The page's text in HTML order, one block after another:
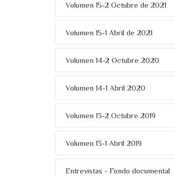
Volumen 15-2 Octubre de 2021
Volumen 15-1 Abril de 2021
Volumen 14-2 Octubre 2020
Volumen 14-1 Abril 2020
Volumen 13-2 Octubre 2019
Volumen 13-1 Abril 2019
Entrevistas - Fondo documental